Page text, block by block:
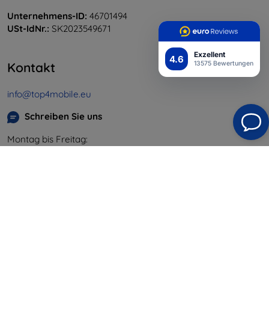
4.6 Exzellent
13575 Bewertungen
Unternehmens-ID: 46701494
USt-IdNr.: SK2023549671
Kontakt
info@top4mobile.eu
Schreiben Sie uns
Montag bis Freitag: